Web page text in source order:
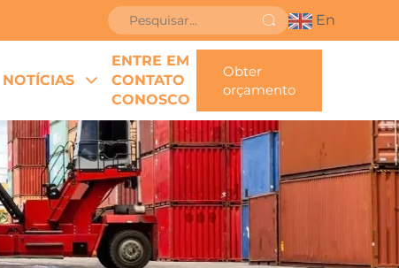
En
NOTÍCIAS
ENTRE EM
CONTATO
CONOSCO
Obter
orçamento